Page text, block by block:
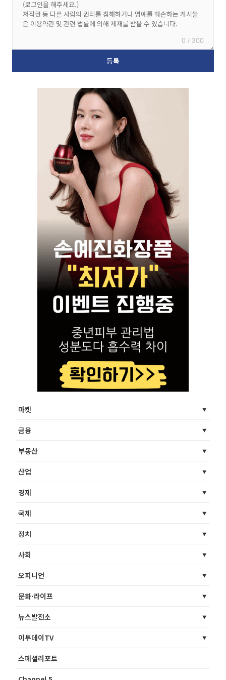
0 / 300
마켓
금융
부동산
산업
경제
국제
정치
사회
오피니언
문화·라이프
뉴스발전소
이투데이TV
스페셜리포트